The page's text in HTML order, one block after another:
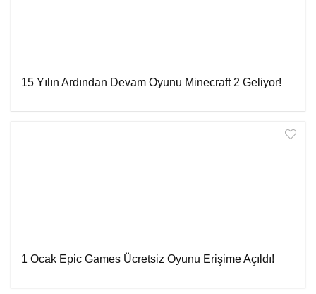
15 Yılın Ardından Devam Oyunu Minecraft 2 Geliyor!
1 Ocak Epic Games Ücretsiz Oyunu Erişime Açıldı!